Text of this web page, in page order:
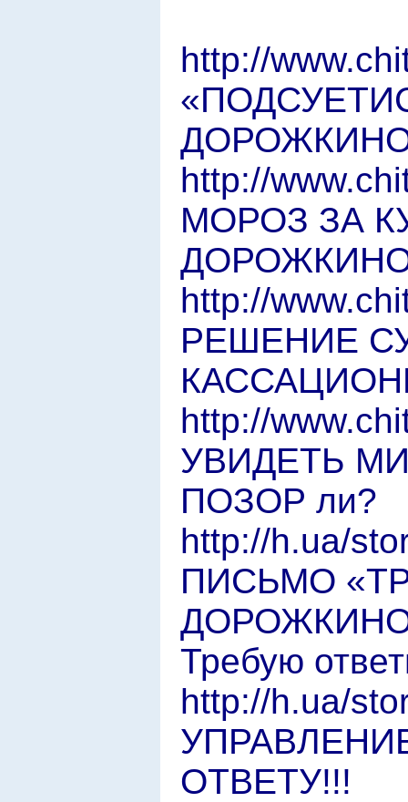
http://
http://
МОРОЗ ЗА
http://
РЕШЕНИЕ
http://
УВИДЕТЬ
ПОЗОР ли?
http://h.ua/
ПИСЬМО
Требую
http://h.ua/
ОТВЕТУ!!!